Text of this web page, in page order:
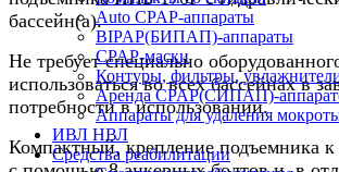
Auto CPAP-аппараты
BIPAP(БИПАП)-аппараты
CPAP-маски
Контуры, фильтры,
Аренда CPAP(СИПАП)-
Аппараты для удаления
ИВЛ НВЛ
Средства реабилитации
бассейн(а).
Не требует специально
использоваться во всех бассейнах в
потребности в использовании.
Компактный, крепление подъемника к